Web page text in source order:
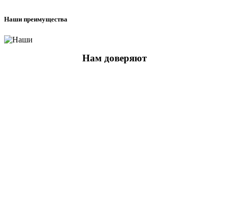
Наши преимущества
Нам доверяют